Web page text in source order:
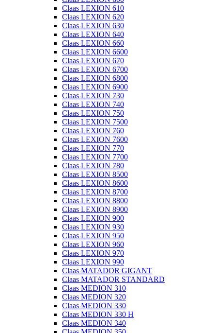
Claas LEXION 610
Claas LEXION 620
Claas LEXION 630
Claas LEXION 640
Claas LEXION 660
Claas LEXION 6600
Claas LEXION 670
Claas LEXION 6700
Claas LEXION 6800
Claas LEXION 6900
Claas LEXION 730
Claas LEXION 740
Claas LEXION 750
Claas LEXION 7500
Claas LEXION 760
Claas LEXION 7600
Claas LEXION 770
Claas LEXION 7700
Claas LEXION 780
Claas LEXION 8500
Claas LEXION 8600
Claas LEXION 8700
Claas LEXION 8800
Claas LEXION 8900
Claas LEXION 900
Claas LEXION 930
Claas LEXION 950
Claas LEXION 960
Claas LEXION 970
Claas LEXION 990
Claas MATADOR GIGANT
Claas MATADOR STANDARD
Claas MEDION 310
Claas MEDION 320
Claas MEDION 330
Claas MEDION 330 H
Claas MEDION 340